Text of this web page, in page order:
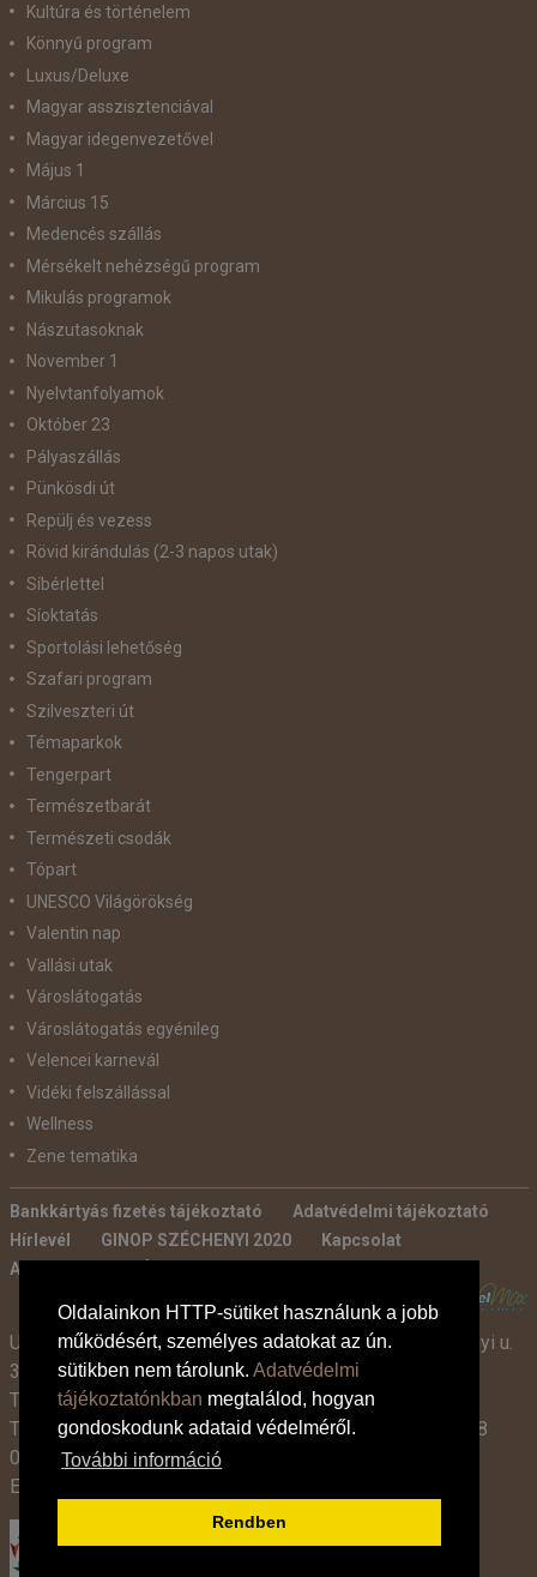
Oldalainkon HTTP-sütiket használunk a jobb
működésért, személyes adatokat az ún.
sütikben nem tárolunk. Adatvédelmi
tájékoztatónkban megtalálod, hogyan
gondoskodunk adataid védelméről.
További információ
Rendben
Kultúra és történelem
Könnyű program
Luxus/Deluxe
Magyar asszisztenciával
Magyar idegenvezetővel
Május 1
Március 15
Medencés szállás
Mérsékelt nehézségű program
Mikulás programok
Nászutasoknak
November 1
Nyelvtanfolyamok
Október 23
Pályaszállás
Pünkösdi út
Repülj és vezess
Rövid kirándulás (2-3 napos utak)
Síbérlettel
Síoktatás
Sportolási lehetőség
Szafari program
Szilveszteri út
Témaparkok
Tengerpart
Természetbarát
Természeti csodák
Tópart
UNESCO Világörökség
Valentin nap
Vallási utak
Városlátogatás
Városlátogatás egyénileg
Velencei karnevál
Vidéki felszállással
Wellness
Zene tematika
Bankkártyás fizetés tájékoztató
Adatvédelmi tájékoztató
Hírlevél
GINOP SZÉCHENYI 2020
Kapcsolat
Ajánlatkérés
Utazási Iroda -TdM Travel Tours Kft. 2600 Vác, Széchenyi u.
3-7.
Tel:
+36 30 331 3359
Tel:
+36 27 319 381, 319 382 (09:00-17:00-ig),
+36 1 408
0134 (09:00-15:00-ig)
E-mail: